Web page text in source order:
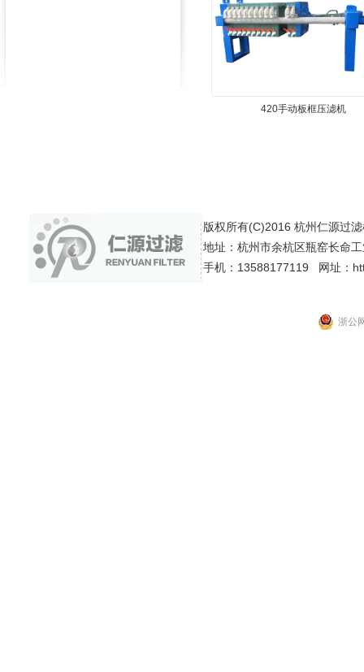
420手动板框压滤机
版权所有(C)2016 杭州仁源过
地址：杭州市余杭区瓶窑长命
手机：13588177119 网址：
浙公